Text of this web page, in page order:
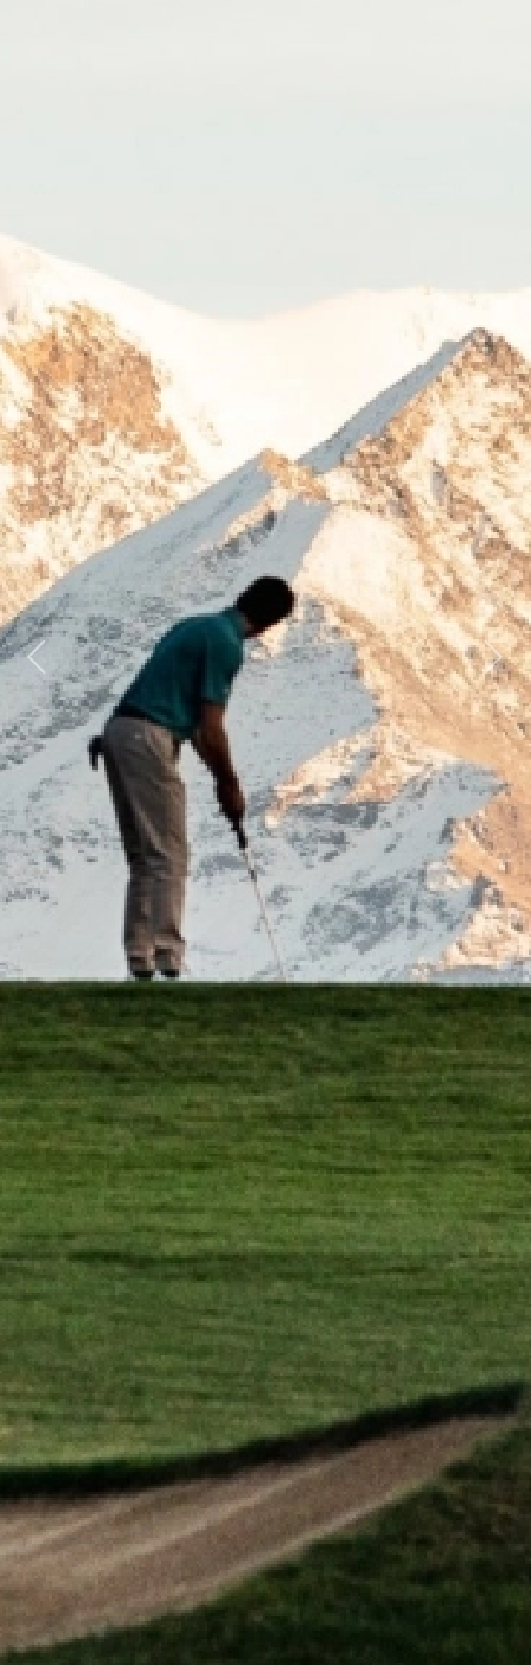
Previous Next